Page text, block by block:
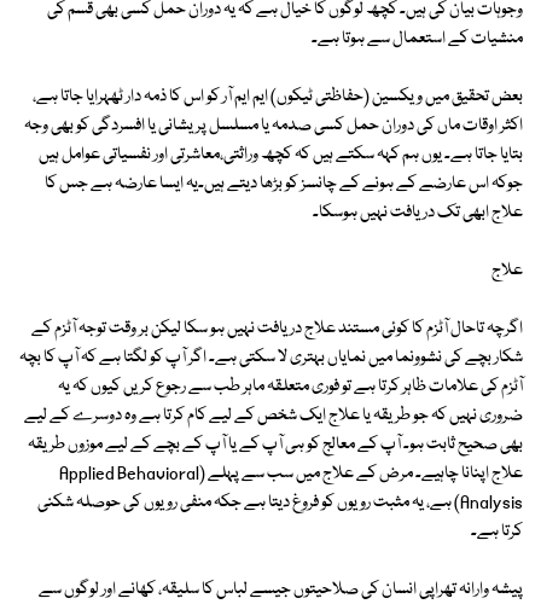
وجوہات بیان کی ہیں۔ کچھ لوگوں کا خیال ہے کہ یہ دوران حمل کسی بھی قسم کی
منشیات کے استعمال سے ہوتا ہے۔
بعض تحقیق میں ویکسین (حفاظتی ٹیکوں) ایم ایم آر کو اس کا ذمہ دار ٹھہرایا جاتا ہے،
اکثر اوقات ماں کی دوران حمل کسی صدمہ یا مسلسل پریشانی یا افسردگی کو بھی وجہ
بتایا جاتا ہے۔ یوں ہم کہہ سکتے ہیں کہ کچھ وراثتی،معاشرتی اور نفسیاتی عوامل ہیں
جوکہ اس عارضے کے ہونے کے چانسز کو بڑھا دیتے ہیں۔یہ ایسا عارضہ ہے جس کا
علاج ابھی تک دریافت نہیں ہوسکا۔
علاج
اگرچہ تاحال آٹزم کا کوئی مستند علاج دریافت نہیں ہو سکا لیکن بر وقت توجہ آٹزم کے
شکار بچے کی نشوونما میں نمایاں بہتری لا سکتی ہے۔ اگر آپ کو لگتا ہے کہ آپ کا بچہ
آٹزم کی علامات ظاہر کرتا ہے تو فوری متعلقہ ماہر طب سے رجوع کریں کیوں کہ یہ
ضروری نہیں کہ جو طریقہ یا علاج ایک شخص کے لیے کام کرتا ہے وہ دوسرے کے لیے
بھی صحیح ثابت ہو۔ آپ کے معالج کو ہی آپ کے یا آپ کے بچے کے لیے موزوں طریقہ
علاج اپنانا چاہیے۔ مرض کے علاج میں سب سے پہلے (Applied Behavioral
Analysis) ہے، یہ مثبت رویوں کو فروغ دیتا ہے جکہ منفی رویوں کی حوصلہ شکنی
کرتا ہے۔
پیشہ وارانہ تھراپی انسان کی صلاحیتوں جیسے لباس کا سلیقہ، کھانے اور لوگوں سے